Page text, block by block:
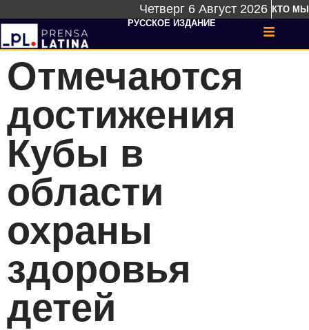
Четверг 6 Август 2026 КТО МЫ
РУССКОЕ ИЗДАНИЕ
Отмечаются
достижения
Кубы в
области
охраны
здоровья
детей